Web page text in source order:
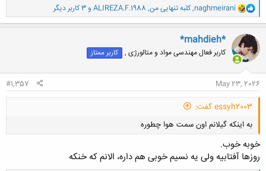
و
ا
ک
ن
ش
ه
ا
:
naghmeirani
,کلبه تنهایی من,
ALIREZA.F.1988 و 3 کاربر دیگر
*mahdieh*
کاربر فعال مهندسی مواد و متالورژی , کاربر ممتاز
May 23, 2026
#1,357
essyh2003 گفت:
به اینکه گیلانم اون سمت هوا چطوره
خوبه خوب.
روزها آفتابیه ولی یه نسیم خوبی هم داره، الانم که خنکه